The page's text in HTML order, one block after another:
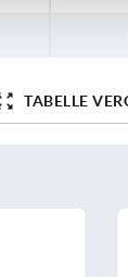
TABELLE